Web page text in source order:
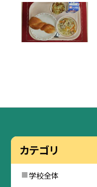
カテゴリ
学校全体